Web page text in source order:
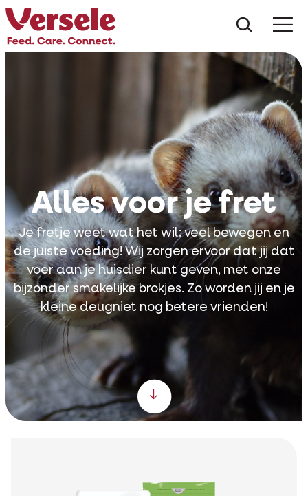
Alles voor je fret
Je fretje weet wat het wil: veel bewegen en
de juiste voeding! Wij zorgen ervoor dat jij dat
voer aan je huisdier kunt geven, met onze
bijzonder smakelijke brokjes. Zo worden jij en je
kleine deugniet nog betere vrienden!
Scroll down